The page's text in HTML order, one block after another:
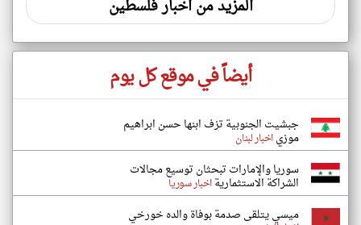
المزيد من اخبار فلسطين
أيضاً في موقع كل يوم
جبشيت الجنوبية تزف ابنها حسن ابراهيم
موزياخبار لبنان
سوريا والإمارات تبحثان توسيع مجالات
الشراكة الاستثماريةاخبار سوريا
ميسي يتلقى صدمة بوفاة والده خورخي